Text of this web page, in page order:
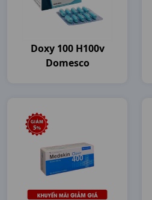
Doxy 100 H100v
Domesco